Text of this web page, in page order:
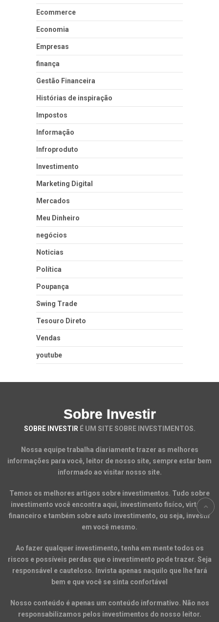
Ecommerce
Economia
Empresas
finança
Gestão Financeira
Histórias de inspiração
Impostos
Informação
Infroproduto
Investimento
Marketing Digital
Mercados
Meu Dinheiro
negócios
Noticias
Política
Poupança
Swing Trade
Tesouro Direto
Vendas
youtube
Sobre Investir
SOBRE INVESTIR É UM SITE SOBRE INVESTIMENTOS.
Nossa equipe trabalha diariamente trazer as melhores
informações para você, leitor de nosso site, sempre estar bem
informado ao visitar nosso site.
Temos os melhores artigos sobre investimentos. Tudo sobre
investimento você encontra aqui, investimento fisíco, virtual,
financeiro e também sobre auto investimento, ou seja, investir
em você mesmo.
Ao fazer qualquer investimento, tenha em mente todos os
riscos e possíveis perdas que o investimento pode trazer. Seja
responsável e cauteloso. Invista apenas naquilo que lhe fará
bem e que você se sinta confortável
Nosso conteúdo é apenas um conteúdo informativo. Não nos
responsabilizamos pelos investimentos do nosso leitor.